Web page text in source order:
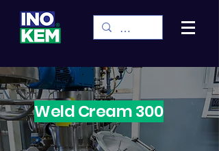
Weld Cream 300